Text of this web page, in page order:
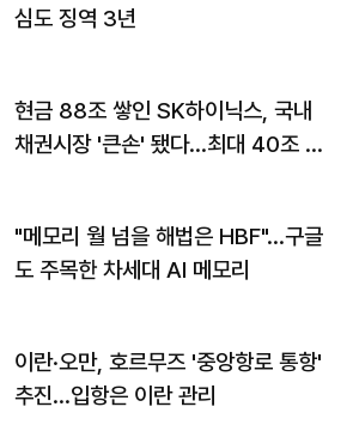
심도 징역 3년
현금 88조 쌓인 SK하이닉스, 국내
채권시장 '큰손' 됐다…최대 40조 투
"메모리 월 넘을 해법은 HBF"…구글
도 주목한 차세대 AI 메모리
이란·오만, 호르무즈 '중앙항로 통항'
추진…입항은 이란 관리